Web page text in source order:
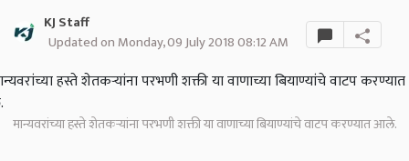
KJ Staff
Updated on Monday, 09 July 2018 08:12 AM
मान्यवरांच्या हस्ते शेतक­ऱ्यांना परभणी शक्ती या वाणाच्या बियाण्यांचे वाटप करण्यात आले.